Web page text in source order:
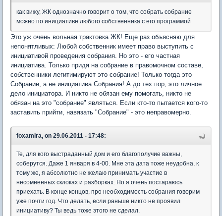
как вижу, ЖК однозначно говорит о том, что собрать собрание
можно по инициативе любого собственника с его программой
Это уж очень вольная трактовка ЖК! Еще раз объясняю для
непонятливых: Любой собственник имеет право выступить с
инициативой проведения собрания. Но это - его частная
инициатива. Только придя на собрание в правомочном составе,
собственники легитимируют это собрание! Только тогда это
Собрание, а не инициатива Собрания! А до тех пор, это личное
дело инициатора. И никто не обязан ему помогать, никто не
обязан на это "собрание" являться. Если кто-то пытается кого-то
заставить прийти, навязать "Собрание" - это неправомерно.
foxamira, on 29.06.2011 - 17:48:
Те, для кого выстраданный дом и его благополучие важны,
соберутся. Даже 1 января в 4-00. Мне эта дата тоже неудобна, к
тому же, я абсолютно не желаю принимать участие в
несомненных склоках и разборках. Но я очень постараюсь
приехать. В конце концов, про необходимость собрания говорим
уже почти год. Что делать, если раньше никто не проявил
инициативу? Ты ведь тоже этого не сделал.